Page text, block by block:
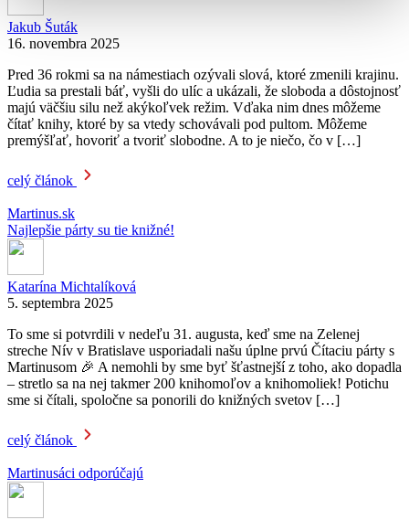
Jakub Šuták
16. novembra 2025
Pred 36 rokmi sa na námestiach ozývali slová, ktoré zmenili krajinu.
Ľudia sa prestali báť, vyšli do ulíc a ukázali, že sloboda a dôstojnosť
majú väčšiu silu než akýkoľvek režim. Vďaka nim dnes môžeme
čítať knihy, ktoré by sa vtedy schovávali pod pultom. Môžeme
premýšľať, hovoriť a tvoriť slobodne. A to je niečo, čo v […]
celý článok
Martinus.sk
Najlepšie párty su tie knižné!
Katarína Michtalíková
5. septembra 2025
To sme si potvrdili v nedeľu 31. augusta, keď sme na Zelenej
streche Nív v Bratislave usporiadali našu úplne prvú Čítaciu párty s
Martinusom 🎉 A nemohli by sme byť šťastnejší z toho, ako dopadla
– stretlo sa na nej takmer 200 knihomoľov a knihomoliek! Potichu
sme si čítali, spoločne sa ponorili do knižných svetov […]
celý článok
Martinusáci odporúčajú